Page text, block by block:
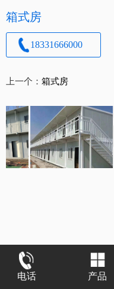
箱式房
18331666000
上一个： 箱式房
电话 产品